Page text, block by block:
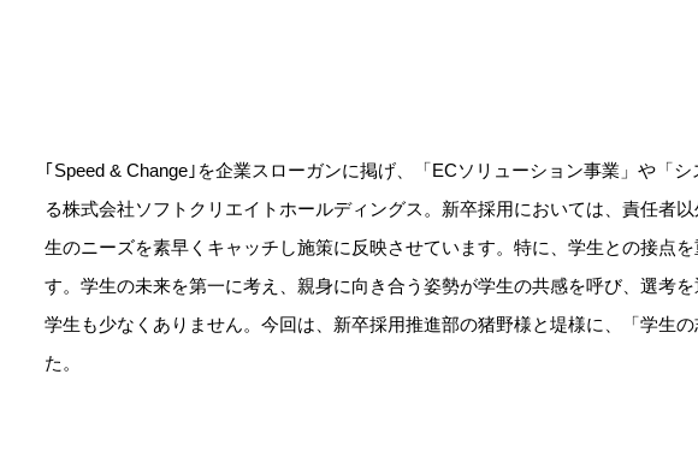
｢Speed & Change｣を企業スローガンに掲げ、「ECソリューション事業」や「
る株式会社ソフトクリエイトホールディングス。新卒採用においては、責任者
生のニーズを素早くキャッチし施策に反映させています。特に、学生との接点
す。学生の未来を第一に考え、親身に向き合う姿勢が学生の共感を呼び、選考
学生も少なくありません。今回は、新卒採用推進部の猪野様と堤様に、「学生
た。